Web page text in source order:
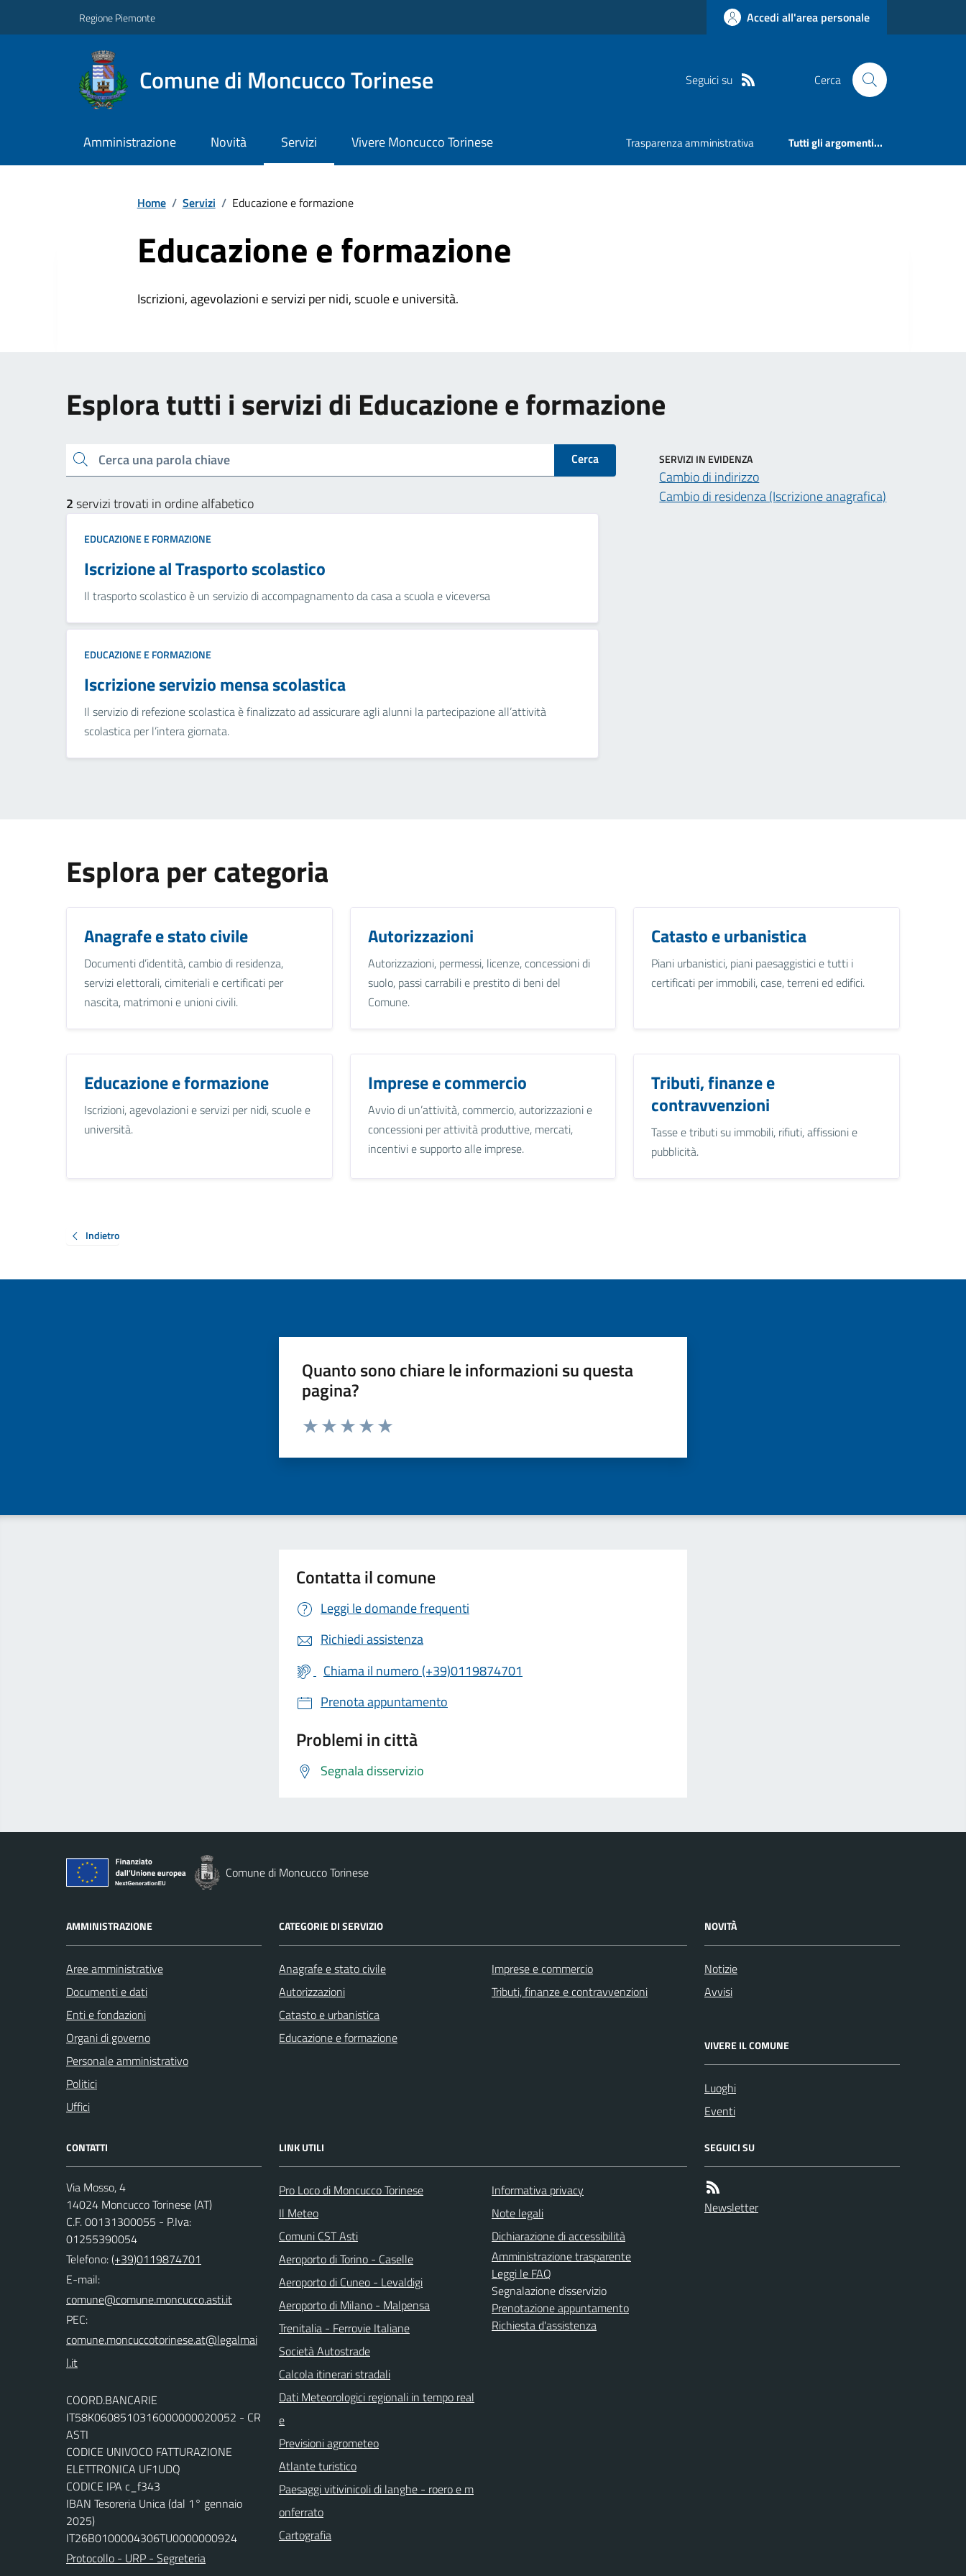
Regione Piemonte Accedi all'area personale
Comune di Moncucco Torinese Seguici su Cerca
Amministrazione Novità Servizi Vivere Moncucco Torinese Trasparenza amministrativa Tutti gli argomenti...
Home / Servizi / Educazione e formazione
Educazione e formazione
Iscrizioni, agevolazioni e servizi per nidi, scuole e università.
Esplora tutti i servizi di Educazione e formazione
Cerca una parola chiave Cerca
2servizi trovati in ordine alfabetico
EDUCAZIONE E FORMAZIONE
Iscrizione al Trasporto scolastico
Il trasporto scolastico è un servizio di accompagnamento da casa a scuola e viceversa
EDUCAZIONE E FORMAZIONE
Iscrizione servizio mensa scolastica
Il servizio di refezione scolastica è finalizzato ad assicurare agli alunni la partecipazione all’attività
scolastica per l’intera giornata.
SERVIZI IN EVIDENZA
Cambio di indirizzo
Cambio di residenza (Iscrizione anagrafica)
Esplora per categoria
Anagrafe e stato civile
Documenti d’identità, cambio di residenza,
servizi elettorali, cimiteriali e certificati per
nascita, matrimoni e unioni civili.
Autorizzazioni
Autorizzazioni, permessi, licenze, concessioni di
suolo, passi carrabili e prestito di beni del
Comune.
Catasto e urbanistica
Piani urbanistici, piani paesaggistici e tutti i
certificati per immobili, case, terreni ed edifici.
Educazione e formazione
Iscrizioni, agevolazioni e servizi per nidi, scuole e
università.
Imprese e commercio
Avvio di un’attività, commercio, autorizzazioni e
concessioni per attività produttive, mercati,
incentivi e supporto alle imprese.
Tributi, finanze e
contravvenzioni
Tasse e tributi su immobili, rifiuti, affissioni e
pubblicità.
Indietro
Quanto sono chiare le informazioni su questa
pagina?
Valuta da 1 a 5 stelle la pagina
Contatta il comune
Leggi le domande frequenti
Richiedi assistenza
Chiama il numero (+39)0119874701
Prenota appuntamento
Problemi in città
Segnala disservizio
Comune di Moncucco Torinese
AMMINISTRAZIONE
Aree amministrative
Documenti e dati
Enti e fondazioni
Organi di governo
Personale amministrativo
Politici
Uffici
CATEGORIE DI SERVIZIO
Anagrafe e stato civile
Autorizzazioni
Catasto e urbanistica
Educazione e formazione
Imprese e commercio
Tributi, finanze e contravvenzioni
NOVITÀ
Notizie
Avvisi
VIVERE IL COMUNE
Luoghi
Eventi
CONTATTI
Via Mosso, 4
14024 Moncucco Torinese (AT)
C.F. 00131300055 - P.Iva:
01255390054
Telefono:(+39)0119874701
E-mail:
comune@comune.moncucco.asti.it
PEC:
comune.moncuccotorinese.at@legalmai
l.it
COORD.BANCARIE
IT58K0608510316000000020052 - CR
ASTI
CODICE UNIVOCO FATTURAZIONE
ELETTRONICA UF1UDQ
CODICE IPA c_f343
IBAN Tesoreria Unica (dal 1° gennaio
2025)
IT26B0100004306TU0000000924
Protocollo - URP - Segreteria
LINK UTILI
Pro Loco di Moncucco Torinese
Il Meteo
Comuni CST Asti
Aeroporto di Torino - Caselle
Aeroporto di Cuneo - Levaldigi
Aeroporto di Milano - Malpensa
Trenitalia - Ferrovie Italiane
Società Autostrade
Calcola itinerari stradali
Dati Meteorologici regionali in tempo real
e
Previsioni agrometeo
Atlante turistico
Paesaggi vitivinicoli di langhe - roero e m
onferrato
Cartografia
Informativa privacy
Note legali
Dichiarazione di accessibilità
Amministrazione trasparente
Leggi le FAQ
Segnalazione disservizio
Prenotazione appuntamento
Richiesta d'assistenza
SEGUICI SU
Newsletter